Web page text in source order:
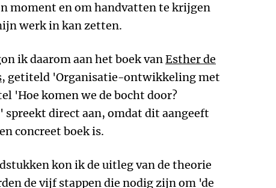
moment en om handvatten te krijgen
werk in kan zetten.
ik daarom aan het boek vanEsther de
, getiteld 'Organisatie-ontwikkeling met
'Hoe komen we de bocht door?
spreekt direct aan, omdat dit aangeeft
concreet boek is.
kon ik de uitleg van de theorie
de vijf stappen die nodig zijn om 'de